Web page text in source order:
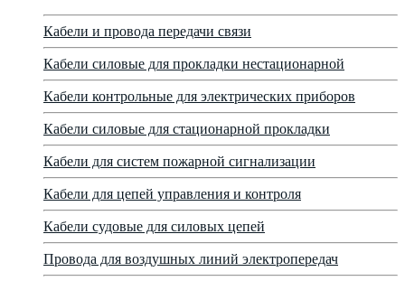
Кабели и провода передачи связи
Кабели силовые для прокладки нестационарной
Кабели контрольные для электрических приборов
Кабели силовые для стационарной прокладки
Кабели для систем пожарной сигнализации
Кабели для цепей управления и контроля
Кабели судовые для силовых цепей
Провода для воздушных линий электропередач